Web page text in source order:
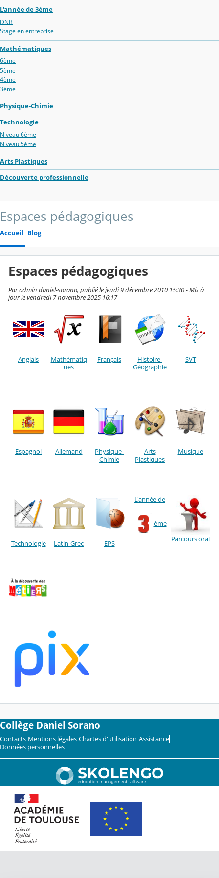
L'année de 3ème
DNB
Stage en entreprise
Mathématiques
6ème
5ème
4ème
3ème
Physique-Chimie
Technologie
Niveau 6ème
Niveau 5ème
Arts Plastiques
Découverte professionnelle
Espaces pédagogiques
Accueil Blog
Espaces pédagogiques
Par admin daniel-sorano, publié le jeudi 9 décembre 2010 15:30 - Mis à
jour le vendredi 7 novembre 2025 16:17
Anglais
Mathématiq
ues
Français
Histoire-
Géographie
SVT
Espagnol Allemand
Physique-
Chimie
Arts
Plastiques
Musique
Technologie Latin-Grec EPS
L'année de
ème
Parcours oral
Collège Daniel Sorano
Contacts Mentions légales Chartes d'utilisation Assistance
Données personnelles